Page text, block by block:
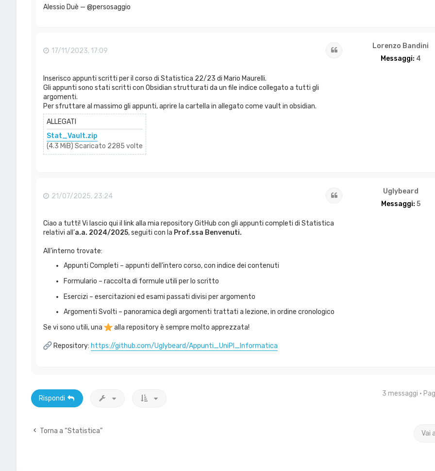
Alessio Duè — @persosaggio
Lorenzo Bandini
Messaggi: 4
17/11/2023, 17:09
Inserisco appunti scritti per il corso di Statistica 22/23 di Mario Maurelli.
Gli appunti sono stati scritti con Obsidian strutturati da un file indice collegato a tutti gli
argomenti.
Per sfruttare al massimo gli appunti, aprire la cartella in allegato come vault in obsidian.
ALLEGATI
Stat_Vault.zip
(4.3 MiB) Scaricato 2285 volte
Uglybeard
Messaggi: 5
21/07/2025, 23:24
Ciao a tutti! Vi lascio qui il link alla mia repository GitHub con gli appunti completi di Statistica
relativi all’a.a. 2024/2025, seguiti con la Prof.ssa Benvenuti.
All’interno trovate:
Appunti Completi – appunti dell’intero corso, con indice dei contenuti
Formulario – raccolta di formule utili per lo scritto
Esercizi – esercitazioni ed esami passati divisi per argomento
Argomenti Svolti – panoramica degli argomenti trattati a lezione, in ordine cronologico
Se vi sono utili, una
alla repository è sempre molto apprezzata!
Repository: https://github.com/Uglybeard/Appunti_UniPI_Informatica
Rispondi
3 messaggi •
Torna a “Statistica” Vai